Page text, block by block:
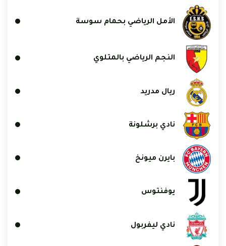
الأمل الرياضي بحمام سوسة
النجم الرياضي بالمتلوي
ريال مدريد
نادي برشلونة
بايرن ميونخ
يوفنتوس
نادي ليفربول